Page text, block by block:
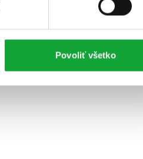
Povoliť všetko